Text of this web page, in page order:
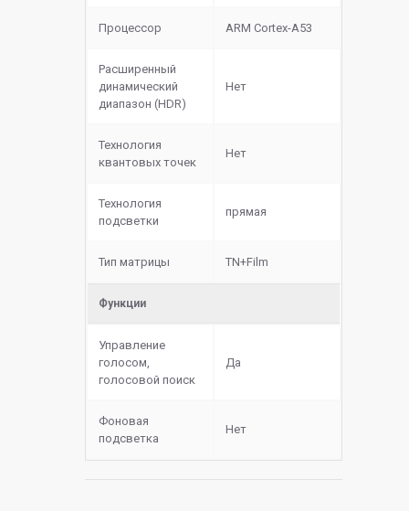
Процессор ARM Cortex-A53
Расширенный
динамический
диапазон (HDR)
Нет
Технология
квантовых точек
Нет
Технология
подсветки
прямая
Тип матрицы TN+Film
Функции
Управление
голосом,
голосовой поиск
Да
Фоновая
подсветка
Нет